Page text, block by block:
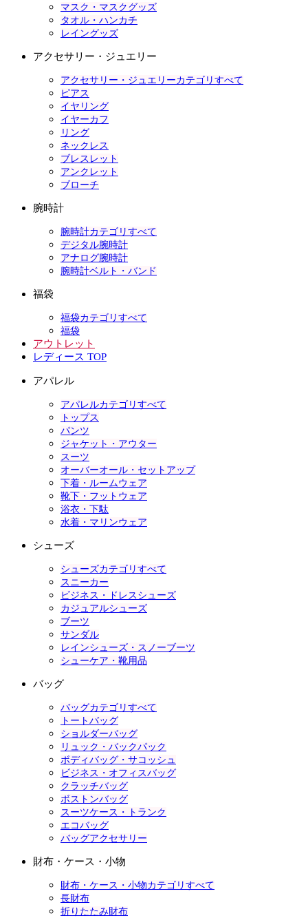
マスク・マスクグッズ
タオル・ハンカチ
レイングッズ
アクセサリー・ジュエリー
アクセサリー・ジュエリーカテゴリすべて
ピアス
イヤリング
イヤーカフ
リング
ネックレス
ブレスレット
アンクレット
ブローチ
腕時計
腕時計カテゴリすべて
デジタル腕時計
アナログ腕時計
腕時計ベルト・バンド
福袋
福袋カテゴリすべて
福袋
アウトレット
レディース TOP
アパレル
アパレルカテゴリすべて
トップス
パンツ
ジャケット・アウター
スーツ
オーバーオール・セットアップ
下着・ルームウェア
靴下・フットウェア
浴衣・下駄
水着・マリンウェア
シューズ
シューズカテゴリすべて
スニーカー
ビジネス・ドレスシューズ
カジュアルシューズ
ブーツ
サンダル
レインシューズ・スノーブーツ
シューケア・靴用品
バッグ
バッグカテゴリすべて
トートバッグ
ショルダーバッグ
リュック・バックパック
ボディバッグ・サコッシュ
ビジネス・オフィスバッグ
クラッチバッグ
ボストンバッグ
スーツケース・トランク
エコバッグ
バッグアクセサリー
財布・ケース・小物
財布・ケース・小物カテゴリすべて
長財布
折りたたみ財布